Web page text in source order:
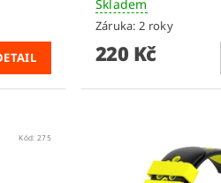
Skladem
Záruka: 2 roky
220 Kč
Kód:275